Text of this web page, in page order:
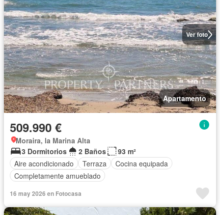
Ver foto
Apartamento
509.990 €
Moraira, la Marina Alta
3 Dormitorios
2 Baños
93 m²
Aire acondicionado
Terraza
Cocina equipada
Completamente amueblado
16 may 2026 en Fotocasa